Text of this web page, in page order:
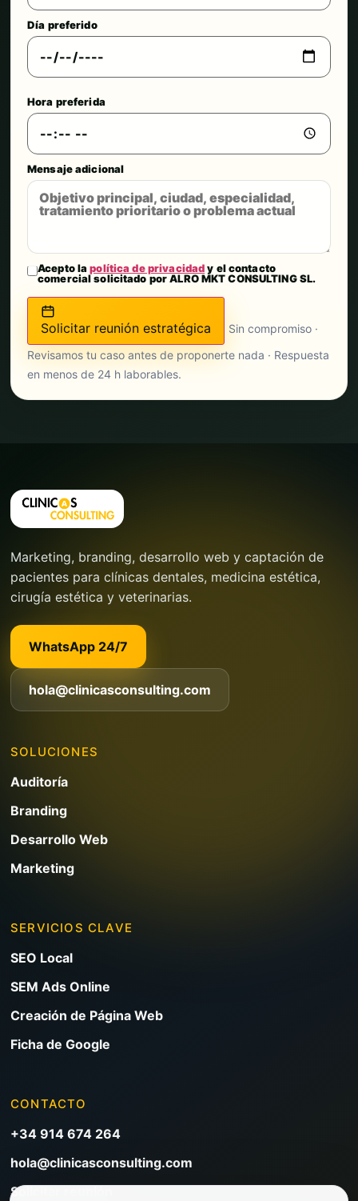
Día preferido
Hora preferida
Mensaje adicional
Acepto lapolítica de privacidady el contacto
comercial solicitado por ALRO MKT CONSULTING SL.
Solicitar reunión estratégica
Sin compromiso ·
Revisamos tu caso antes de proponerte nada · Respuesta
en menos de 24 h laborables.
Marketing, branding, desarrollo web y captación de
pacientes para clínicas dentales, medicina estética,
cirugía estética y veterinarias.
WhatsApp 24/7
hola@clinicasconsulting.com
SOLUCIONES
Auditoría
Branding
Desarrollo Web
Marketing
SERVICIOS CLAVE
SEO Local
SEM Ads Online
Creación de Página Web
Ficha de Google
CONTACTO
+34 914 674 264
hola@clinicasconsulting.com
Solicitar reunión